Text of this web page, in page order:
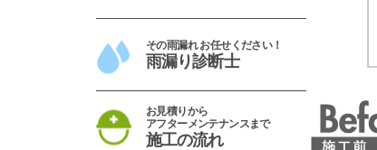
その雨漏れ お任せください！
雨漏り診断士
お見積りから
アフターメンテナンスまで
施工の流れ